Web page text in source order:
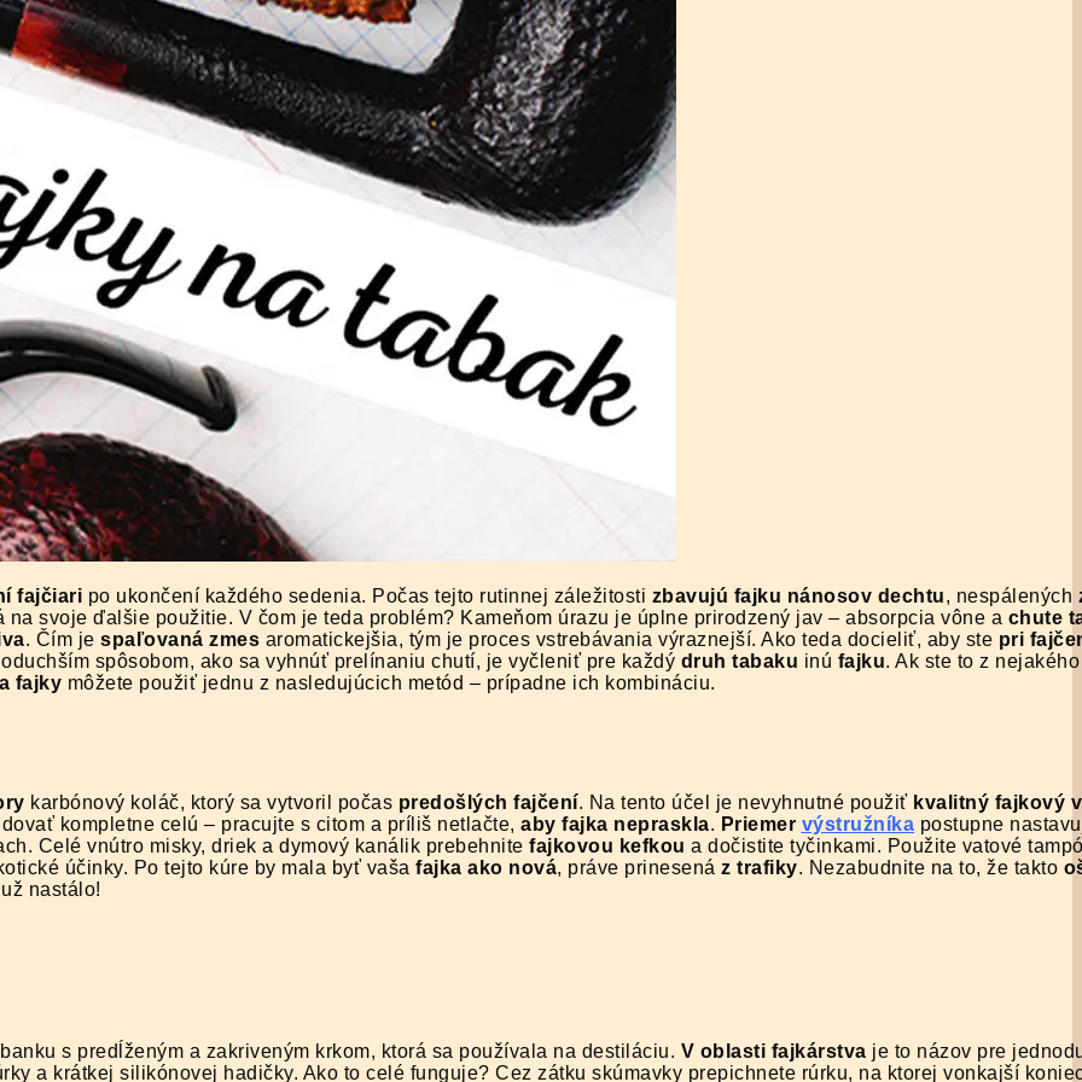
fajčiari po ukončení každého sedenia. Počas tejto rutinnej záležitosti zbavujú fajku nánosov dechtu, nespálených
svoje ďalšie použitie. V čom je teda problém? Kameňom úrazu je úplne prirodzený jav – absorpcia vône a chute
. Čím je spaľovaná zmes aromatickejšia, tým je proces vstrebávania výraznejší. Ako teda docieliť, aby ste pri
spôsobom, ako sa vyhnúť prelínaniu chutí, je vyčleniť pre každý druh tabaku inú fajku. Ak ste to z
fajky môžete použiť jednu z nasledujúcich metód – prípadne ich kombináciu.
karbónový koláč, ktorý sa vytvoril počas predošlých fajčení. Na tento účel je nevyhnutné použiť kvalitný fajkový
kompletne celú – pracujte s citom a príliš netlačte, aby fajka nepraskla. Priemer výstružníka postupne
Celé vnútro misky, driek a dymový kanálik prebehnite fajkovou kefkou a dočistite tyčinkami. Použite vatové
účinky. Po tejto kúre by mala byť vaša fajka ako nová, práve prinesená z trafiky. Nezabudnite na to, že takto
nastálo!
s predĺženým a zakriveným krkom, ktorá sa používala na destiláciu. V oblasti fajkárstva je to názov pre
a krátkej silikónovej hadičky. Ako to celé funguje? Cez zátku skúmavky prepichnete rúrku, na ktorej vonkajší